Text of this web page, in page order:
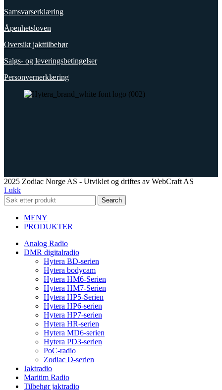
Samsvarserklæring
Åpenhetsloven
Oversikt jakttilbehør
Salgs- og leveringsbetingelser
Personvernerklæring
2025 Zodiac Norge AS - Utviklet og driftes av WebCraft AS
Lukk
Search
MENY
PRODUKTER
Analog Radio
DMR digitalradio
Hytera BD-serien
Hytera bodycam
Hytera HM6-Serien
Hytera HM7-Serien
Hytera HP5-Serien
Hytera HP6-serien
Hytera HP7-serien
Hytera HR-serien
Hytera MD6-serien
Hytera PD3-serien
PoC-radio
Zodiac D-serien
Jaktradio
Maritim Radio
Tilbehør jaktradio